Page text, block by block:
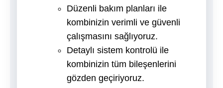
Düzenli bakım planları ile
kombinizin verimli ve güvenli
çalışmasını sağlıyoruz.
Detaylı sistem kontrolü ile
kombinizin tüm bileşenlerini
gözden geçiriyoruz.